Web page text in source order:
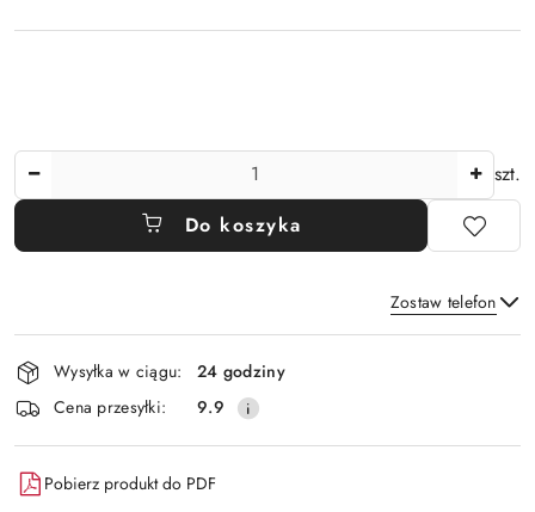
szt.
Do koszyka
Zostaw telefon
Wyślij
Dostępność
i
dostawa
Wysyłka w ciągu:
24 godziny
Cena przesyłki:
9.9
Pobierz produkt do PDF